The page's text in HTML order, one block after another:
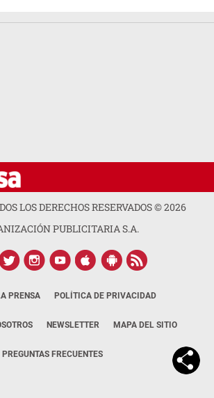
LOS DERECHOS RESERVADOS ©2026
PUBLICITARIA S.A.
PRENSA POLÍTICA DE PRIVACIDAD
NEWSLETTER MAPA DEL SITIO
PREGUNTAS FRECUENTES